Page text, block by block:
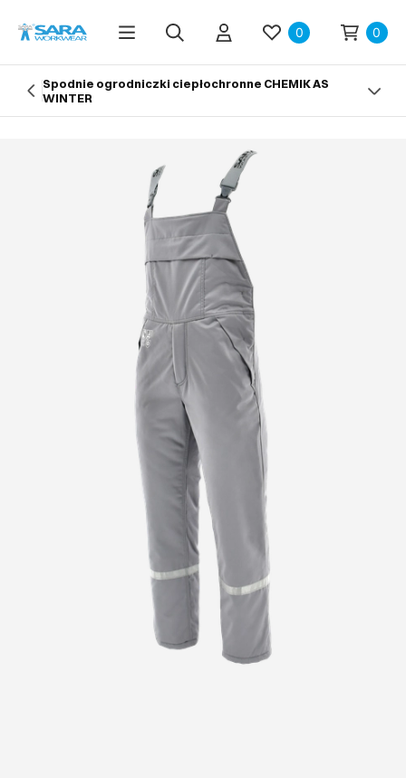
0 0
Spodnie ogrodniczki ciepłochronne CHEMIK AS
WINTER